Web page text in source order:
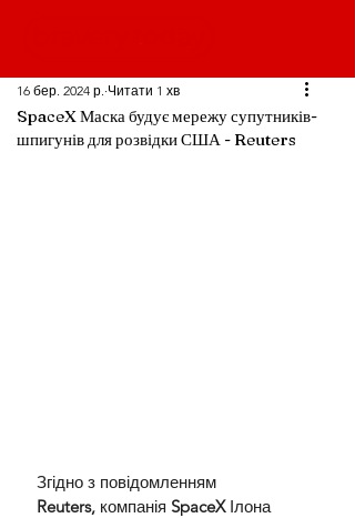
SpaceX Маска будує мережу супутників-
шпигунів для розвідки США - Reuters
16 бер. 2024 р. Читати 1 хв
Згідно з повідомленням
Reuters, компанія SpaceX Ілона